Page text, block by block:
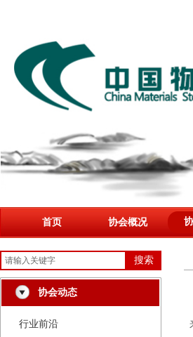
首页 协会概况
搜索
协会动态
行业前沿